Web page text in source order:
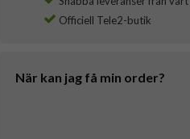
Officiell Tele2-butik
När kan jag få min order?